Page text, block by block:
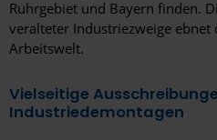
Norderstedt
Nordhausen
Northeim
Ruhrgebiet und Bayern finden.
veralteter Industriezweige ebnet
Arbeitswelt.
Vielseitige
Industriedemontagen